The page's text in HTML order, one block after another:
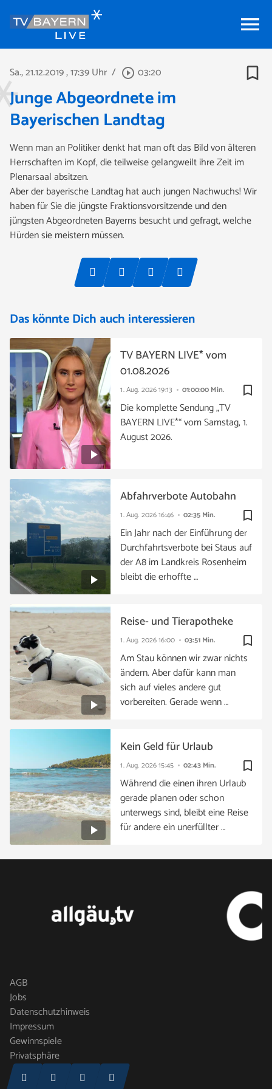
menu
Sa., 21.12.2019, 17:39 Uhr / play_circle_outline 03:20 bookmark_border
Junge Abgeordnete im
Bayerischen Landtag
Wenn man an Politiker denkt hat man oft das Bild von älteren
Herrschaften im Kopf, die teilweise gelangweilt ihre Zeit im
Plenarsaal absitzen.
Aber der bayerische Landtag hat auch jungen Nachwuchs! Wir
haben für Sie die jüngste Fraktionsvorsitzende und den
jüngsten Abgeordneten Bayerns besucht und gefragt, welche
Hürden sie meistern müssen.
Das könnte Dich auch interessieren
bookmark_border
1. Aug. 202619:13 01:00:00 Min.
TV BAYERN LIVE* vom
01.08.2026
Die komplette Sendung „TV
BAYERN LIVE*“ vom Samstag, 1.
August 2026.
bookmark_border
1. Aug. 202616:46 02:35 Min.
Abfahrverbote Autobahn
Ein Jahr nach der Einführung der
Durchfahrtsverbote bei Staus auf
der A8 im Landkreis Rosenheim
bleibt die erhoffte …
bookmark_border
1. Aug. 202616:00 03:51 Min.
Reise- und Tierapotheke
Am Stau können wir zwar nichts
ändern. Aber dafür kann man
sich auf vieles andere gut
vorbereiten. Gerade wenn …
bookmark_border
1. Aug. 202615:45 02:43 Min.
Kein Geld für Urlaub
Während die einen ihren Urlaub
gerade planen oder schon
unterwegs sind, bleibt eine Reise
für andere ein unerfüllter …
AGB
Jobs
Datenschutzhinweis
Impressum
Gewinnspiele
Privatsphäre